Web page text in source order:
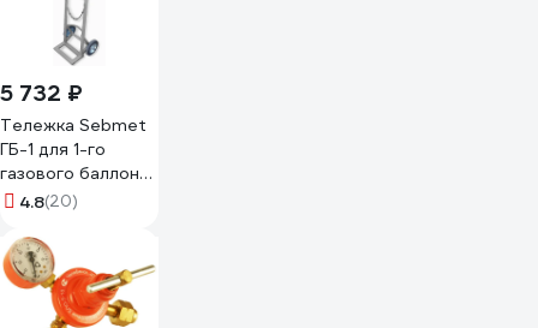
5 732 ₽
Тележка Sebmet
ГБ-1 для 1-го
газового баллона
ТГБ-1
4.8(20)